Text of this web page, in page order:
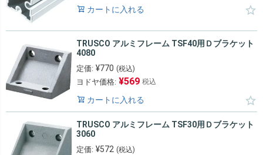
カートに入れる
TRUSCO アルミフレーム TSF40用Ｄブラケット
4080
定価: ¥770 (税込)
ヨドヤ価格: ¥569 税込
カートに入れる
TRUSCO アルミフレーム TSF30用Ｄブラケット
3060
定価: ¥572 (税込)